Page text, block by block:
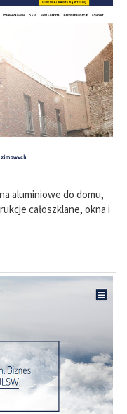
aluminiowe do domu,
całoszklane, okna i